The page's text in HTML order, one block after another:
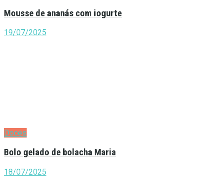
Mousse de ananás com iogurte
19/07/2025
Doces
Bolo gelado de bolacha Maria
18/07/2025